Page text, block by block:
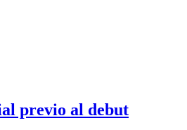
previo al debut